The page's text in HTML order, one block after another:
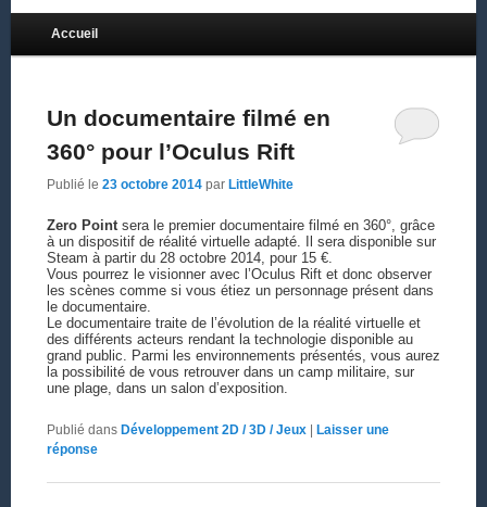
Aller au contenu principal
Aller au contenu secondaire
Accueil
Un documentaire filmé en
360° pour l’Oculus Rift
Publié le 23 octobre 2014 par LittleWhite
Zero Pointsera le premier documentaire filmé en 360°, grâce
à un dispositif de réalité virtuelle adapté. Il sera disponible sur
Steam à partir du 28 octobre 2014, pour 15 €.
Vous pourrez le visionner avec l’Oculus Rift et donc observer
les scènes comme si vous étiez un personnage présent dans
le documentaire.
Le documentaire traite de l’évolution de la réalité virtuelle et
des différents acteurs rendant la technologie disponible au
grand public. Parmi les environnements présentés, vous aurez
la possibilité de vous retrouver dans un camp militaire, sur
une plage, dans un salon d’exposition.
Publié dans Développement 2D / 3D / Jeux | Laisser une
réponse